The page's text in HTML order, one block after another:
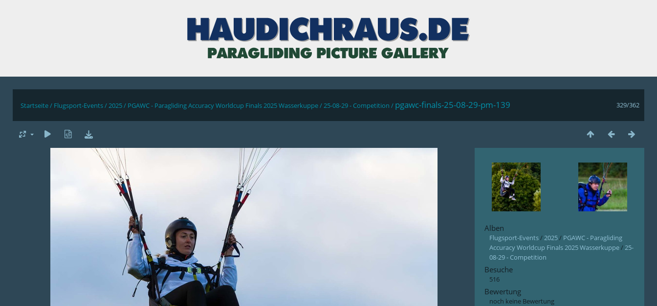
329/362
Startseite/ Flugsport-Events/2025/ PGAWC - Paragliding Accuracy Worldcup Finals 2025 Wasserkuppe/25-08-29 - Competition / pgawc-finals-25-08-29-pm-139
Alben
Flugsport-Events/2025/ PGAWC - Paragliding
Accuracy Worldcup Finals 2025 Wasserkuppe/25-
08-29 - Competition
Besuche
516
Bewertung
noch keine Bewertung